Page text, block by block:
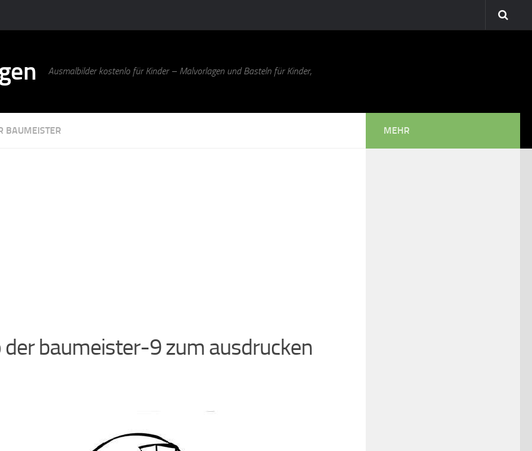
Ausmalbilder kostenlo für Kinder – Malvorlagen und Basteln für Kinder,
BAUMEISTER
der baumeister-9 zum ausdrucken
MEHR